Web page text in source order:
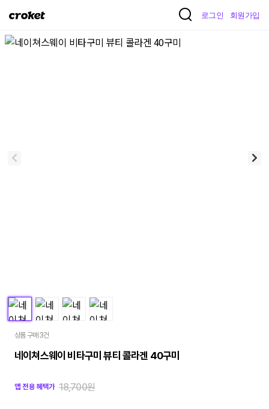
크
켓
로그인 회원가입
상품 구매 3건
네이쳐스웨이 비타구미 뷰티 콜라겐 40구미
앱 전용 혜택가 18,700원